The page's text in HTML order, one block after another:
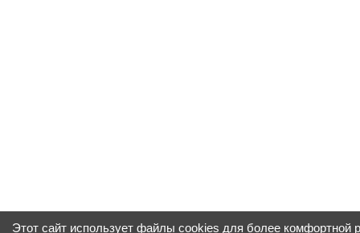
Этот сайт использует файлы cookies для более комфортной